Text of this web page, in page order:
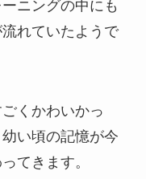
ニングの中にも
れていたようで
くかわいかっ
い頃の記憶が今
てきます。